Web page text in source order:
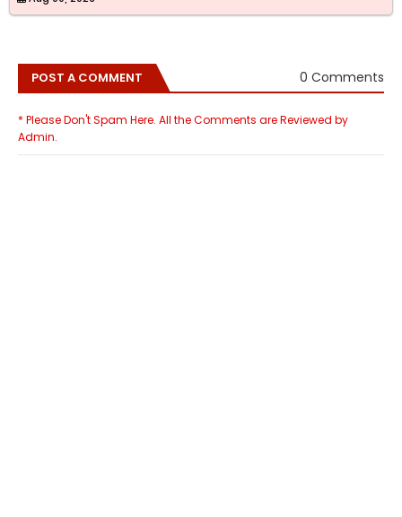
POST A COMMENT 0 Comments
* Please Don't Spam Here. All the Comments are Reviewed by
Admin.